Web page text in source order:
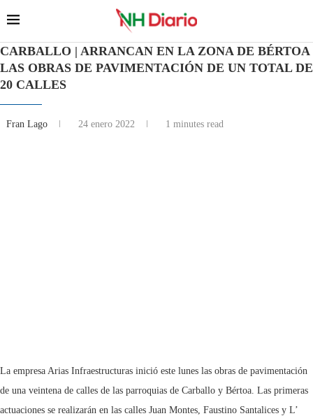
CARBALLO | ARRANCAN EN LA ZONA DE BÉRTOA
LAS OBRAS DE PAVIMENTACIÓN DE UN TOTAL DE
20 CALLES
Fran Lago 24 enero 2022 1 minutes read
La empresa Arias Infraestructuras inició este lunes las obras de pavimentación
de una veintena de calles de las parroquias de Carballo y Bértoa. Las primeras
actuaciones se realizarán en las calles Juan Montes, Faustino Santalices y L’